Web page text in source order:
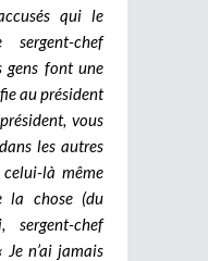
qui le
chef
gens font une
au président
vous
les autres
là même
la chose (du
chef
Je n’ai jamais